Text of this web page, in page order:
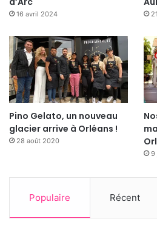
photo : ORLÉANS
Mercredi 22
Initiation au
l’association A.I.L.E.S.
Ferrés à Orléans
16 avril 2024
Pino Gelato, un nouveau
glacier arrive à Orléans !
28 août 2020
9
Populaire Récent